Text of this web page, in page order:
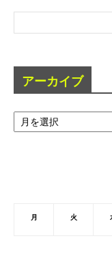
アーカイブ
ア
ー
月 火